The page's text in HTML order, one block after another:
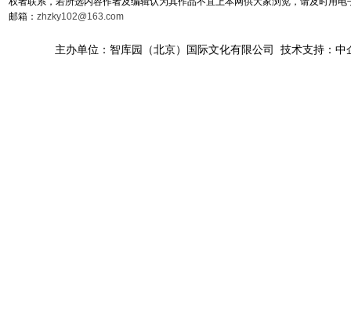
邮箱： zhzky102@163.com
主办单位：智库园（北京）国际文化有限公司 技术支持：